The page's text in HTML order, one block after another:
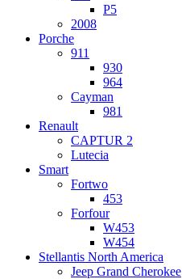
P5
2008
Porche
911
930
964
Cayman
981
Renault
CAPTUR 2
Lutecia
Smart
Fortwo
453
Forfour
W453
W454
Stellantis North America
Jeep Grand Cherokee